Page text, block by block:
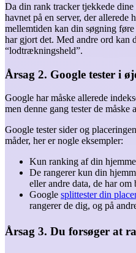
Da din rank tracker tjekkede
havnet på en server, der allerede
mellemtiden kan din søgning
har gjort det. Med andre ord kan
“lodtrækningsheld”.
Årsag 2. Google tester i
Google har måske allerede
men denne gang tester de måske
Google tester sider og
måder, her er nogle eksempler:
Kun ranking af din
De rangerer kun din
eller andre data, de har om
Google splittester din
rangerer de dig, og på
Årsag 3. Du forsøger at